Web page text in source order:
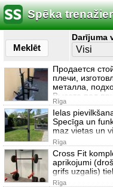
Spēka
Meklēt
Darījuma
Продается
плечи,
металла,
Высота под
Rīga
Ielas
Specīga un
maz vietas un
Rīga
Cross Fit
aprikojumi
grifs uzgalis)
Rīga